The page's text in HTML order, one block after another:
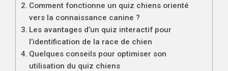
Comment fonctionne un quiz chiens orienté
vers la connaissance canine ?
Les avantages d’un quiz interactif pour
l’identification de la race de chien
Quelques conseils pour optimiser son
utilisation du quiz chiens